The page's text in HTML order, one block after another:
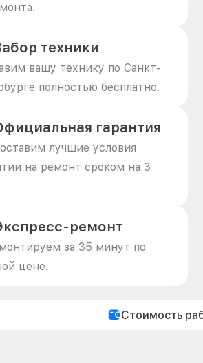
техники
вашу технику по Санкт-
полностью бесплатно.
гарантия
лучшие условия
на ремонт сроком на 3
ремонт
за 35 минут по
цене.
Стоимость